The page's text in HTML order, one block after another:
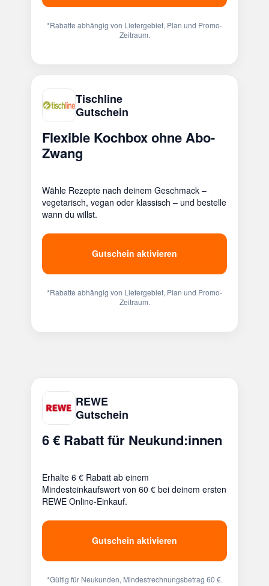
*Rabatte abhängig von Liefergebiet, Plan und Promo-
Zeitraum.
Tischline
Gutschein
Flexible Kochbox ohne Abo-
Zwang
Wähle Rezepte nach deinem Geschmack –
vegetarisch, vegan oder klassisch – und bestelle
wann du willst.
Gutschein aktivieren
*Rabatte abhängig von Liefergebiet, Plan und Promo-
Zeitraum.
REWE
Gutschein
6 € Rabatt für Neukund:innen
Erhalte 6 € Rabatt ab einem
Mindesteinkaufswert von 60 € bei deinem ersten
REWE Online-Einkauf.
Gutschein aktivieren
*Gültig für Neukunden, Mindestrechnungsbetrag 60 €.